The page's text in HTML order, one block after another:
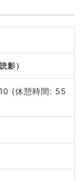
影）
(休憩時間: 55